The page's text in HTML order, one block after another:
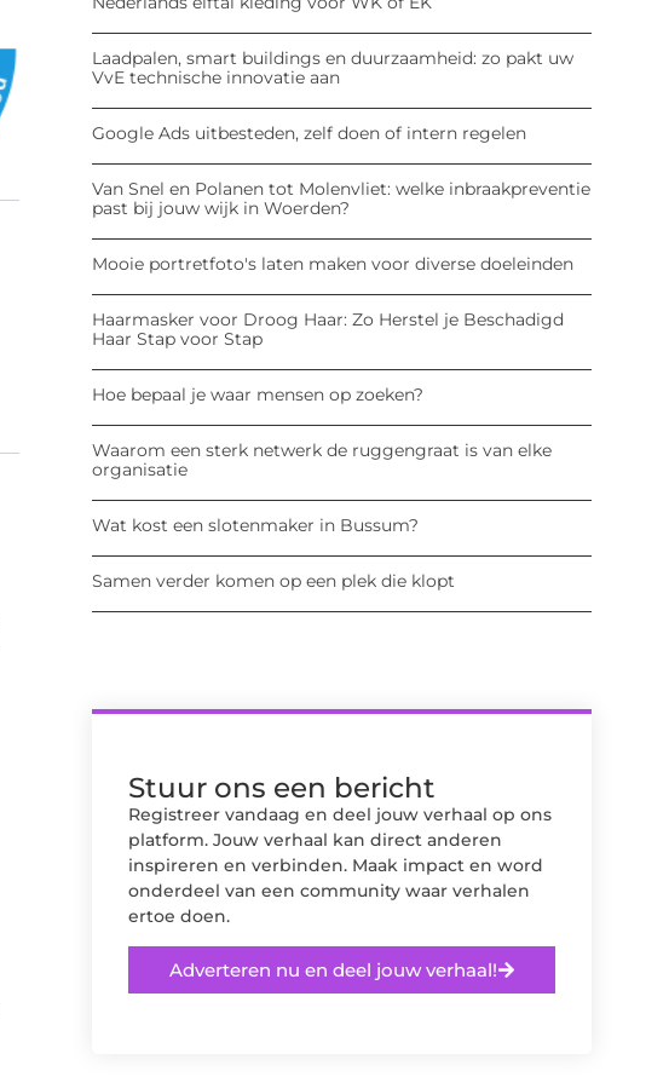
Laadpalen, smart buildings en duurzaamheid: zo pakt uw
VvE technische innovatie aan
Google Ads uitbesteden, zelf doen of intern regelen
Van Snel en Polanen tot Molenvliet: welke inbraakpreventie
past bij jouw wijk in Woerden?
Mooie portretfoto's laten maken voor diverse doeleinden
Haarmasker voor Droog Haar: Zo Herstel je Beschadigd
Haar Stap voor Stap
Hoe bepaal je waar mensen op zoeken?
Waarom een sterk netwerk de ruggengraat is van elke
organisatie
Wat kost een slotenmaker in Bussum?
Samen verder komen op een plek die klopt
Stuur ons een bericht
Registreer vandaag en deel jouw verhaal op ons
platform. Jouw verhaal kan direct anderen
inspireren en verbinden. Maak impact en word
onderdeel van een community waar verhalen
ertoe doen.
Adverteren nu en deel jouw verhaal!